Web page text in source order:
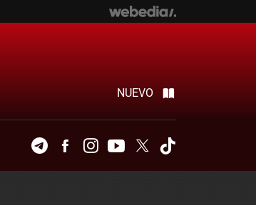
NUEVO
TelegramFacebookInstagramYoutubeTwitter